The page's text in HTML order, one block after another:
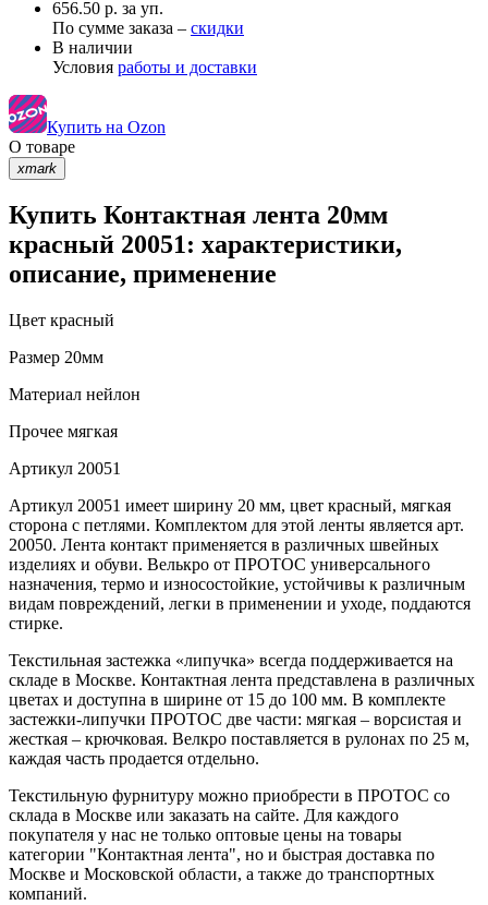
656.50 р. за уп.
По сумме заказа – скидки
В наличии
Условия работы и доставки
Купить на Ozon
О товаре
xmark
Купить Контактная лента 20мм
красный 20051: характеристики,
описание, применение
Цвет красный
Размер 20мм
Материал нейлон
Прочее мягкая
Артикул 20051
Артикул 20051 имеет ширину 20 мм, цвет красный, мягкая
сторона с петлями. Комплектом для этой ленты является арт.
20050. Лента контакт применяется в различных швейных
изделиях и обуви. Велькро от ПРОТОС универсального
назначения, термо и износостойкие, устойчивы к различным
видам повреждений, легки в применении и уходе, поддаются
стирке.
Текстильная застежка «липучка» всегда поддерживается на
складе в Москве. Контактная лента представлена в различных
цветах и доступна в ширине от 15 до 100 мм. В комплекте
застежки-липучки ПРОТОС две части: мягкая – ворсистая и
жесткая – крючковая. Велкро поставляется в рулонах по 25 м,
каждая часть продается отдельно.
Текстильную фурнитуру можно приобрести в ПРОТОС со
склада в Москве или заказать на сайте. Для каждого
покупателя у нас не только оптовые цены на товары
категории "Контактная лента", но и быстрая доставка по
Москве и Московской области, а также до транспортных
компаний.